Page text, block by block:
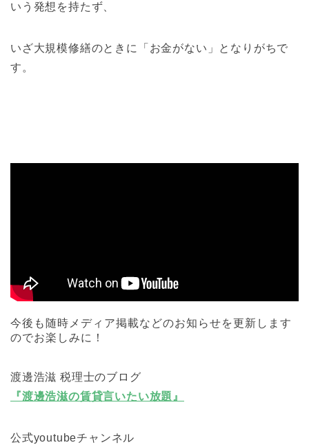
いう発想を持たず、
いざ大規模修繕のときに「お金がない」となりがちで
す。
今後も随時メディア掲載などのお知らせを更新します
のでお楽しみに！
渡邊浩滋 税理士のブログ
『渡邊浩滋の賃貸言いたい放題』
公式youtubeチャンネル